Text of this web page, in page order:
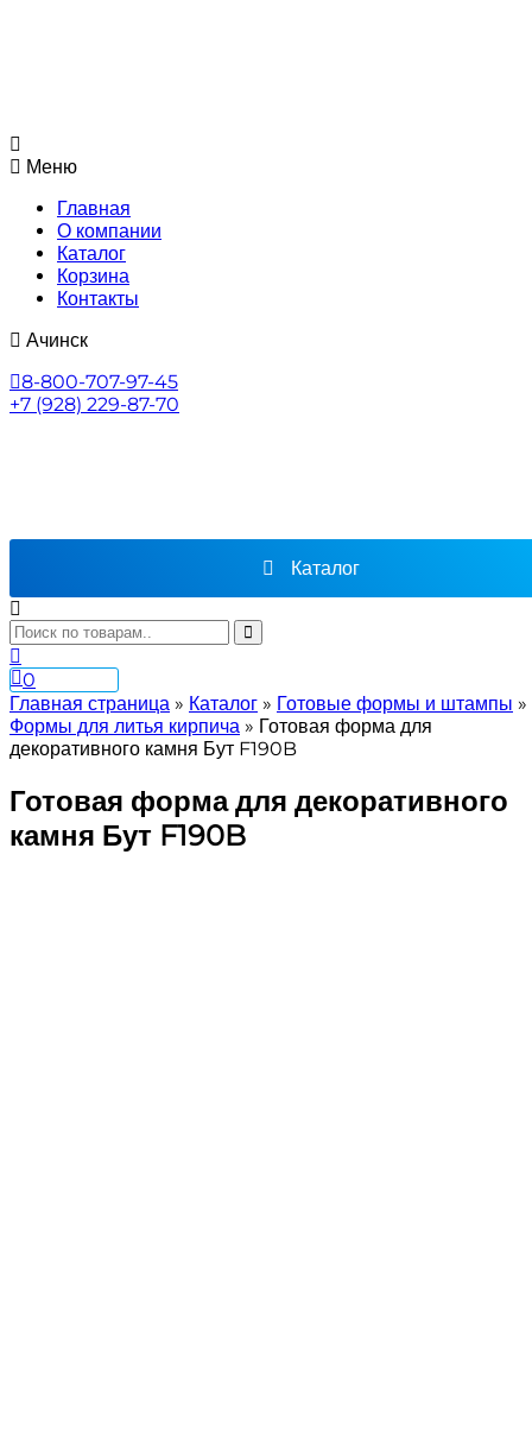
Меню
Главная
О компании
Каталог
Корзина
Контакты
Ачинск
8-800-707-97-45
+7 (928) 229-87-70
Каталог
0
Главная страница » Каталог » Готовые формы и штампы »
Формы для литья кирпича » Готовая форма для
декоративного камня Бут F190B
Готовая форма для декоративного
камня Бут F190B